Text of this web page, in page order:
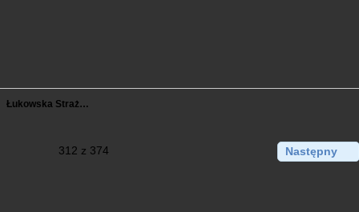
Łukowska Straż…
312 z 374 Następny